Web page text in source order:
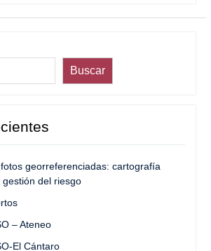
Buscar
georreferenciadas: cartografía
del riesgo
– Ateneo
El Cántaro